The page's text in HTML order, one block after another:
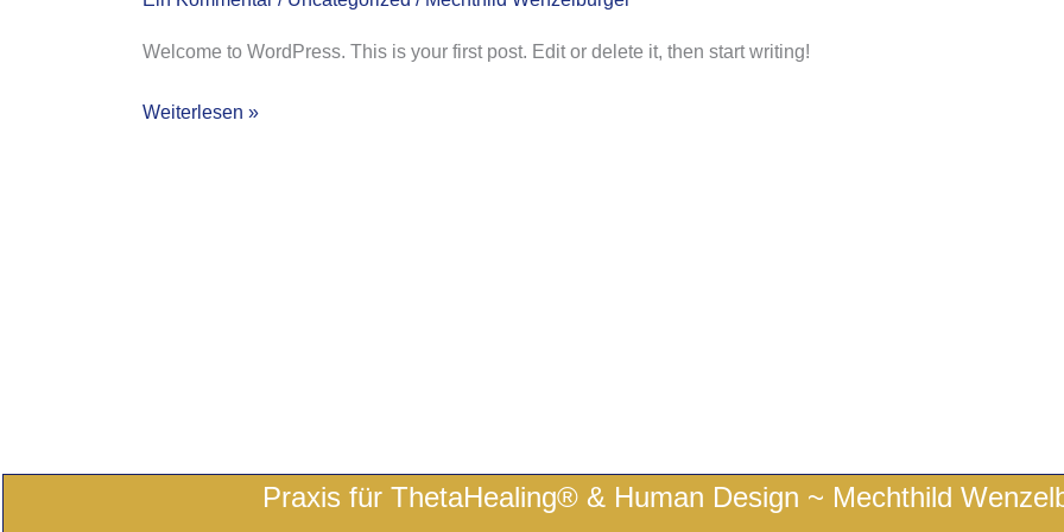
Welcome to WordPress. This is your first post. Edit or delete it, then start writing!
Hello
Weiterlesen »
Praxis für ThetaHealing® & Human Design ~ Mechthild